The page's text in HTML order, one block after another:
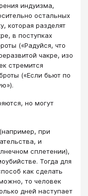
индуизма,
остальных
которая разделят
в поступках
(«Радуйся, что
чакре, изо
стремится
(«Если бьют по
но могут
при
и
сплетении),
Тогда для
как сделать
то человек
дней наступает